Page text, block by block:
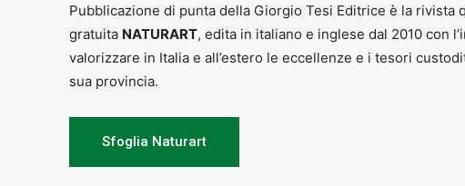
Pubblicazione di punta della Giorgio Tesi Editrice è la rivista
gratuita NATURART, edita in italiano e inglese dal 2010 con
valorizzare in Italia e all’estero le eccellenze e i tesori
sua provincia.
Sfoglia Naturart